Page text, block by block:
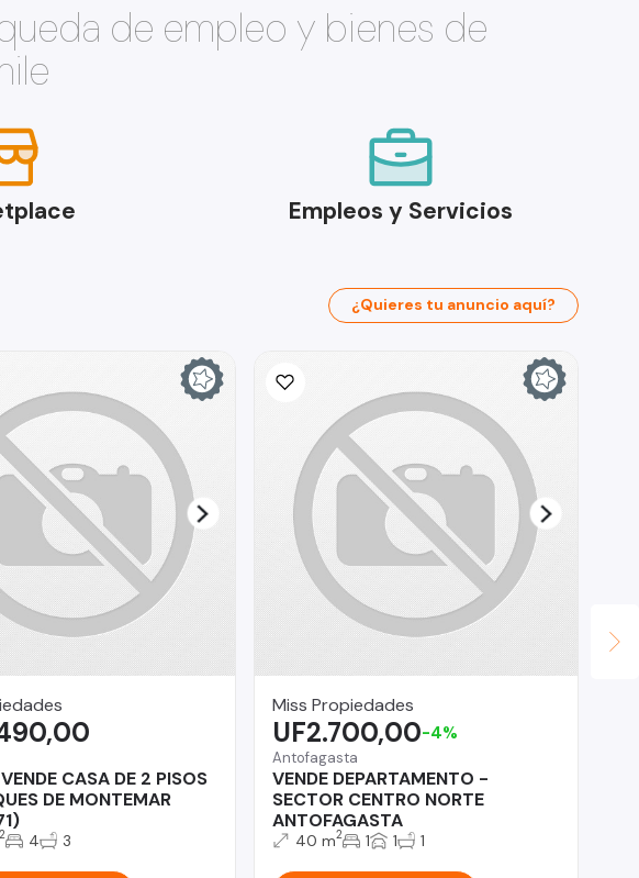
de empleo y bienes de
Empleos y Servicios
¿Quieres tu anuncio aquí?
CASA DE 2 PISOS
DE MONTEMAR
2 4 3
Miss Propiedades
Antofagasta
VENDE DEPARTAMENTO -
SECTOR CENTRO NORTE
ANTOFAGASTA
UF2.700,00-4%
40 m2 1 1 1